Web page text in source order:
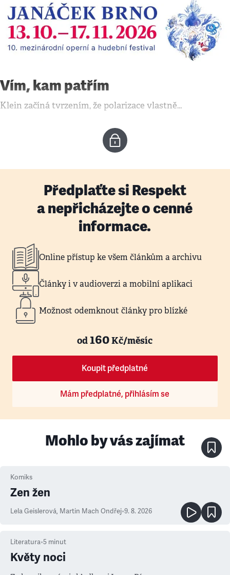
Vím, kam patřím
Klein začíná tvrzením, že polarizace vlastně…
Předplaťte si Respekt
a nepřicházejte o cenné
informace.
Online přístup ke všem článkům a archivu
Články i v audioverzi a mobilní aplikaci
Možnost odemknout články pro blízké
od160Kč/měsíc
Koupit předplatné
Mám předplatné, přihlásím se
Mohlo by vás zajímat
Komiks
Zen žen
Lela Geislerová, Martin Mach Ondřej•9. 8. 2026
Literatura•5 minut
Květy noci